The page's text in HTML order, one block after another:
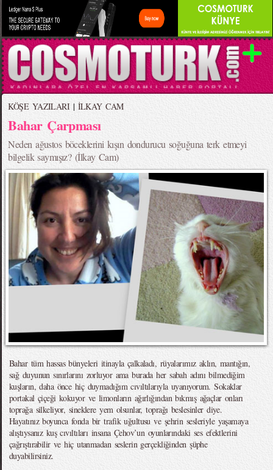
KÖŞE YAZILARI| İLKAY CAM
Bahar Çarpması
Neden ağustos böceklerini kışın dondurucu soğuğuna terk etmeyi
bilgelik saymışız? (İlkay Cam)
Bahar tüm hassas bünyeleri itinayla çalkaladı, rüyalarımız aklın, mantığın,
sağ duyunun sınırlarını zorluyor ama burada her sabah adını bilmediğim
kuşların, daha önce hiç duymadığım cıvıltılarıyla uyanıyorum. Sokaklar
portakal çiçeği kokuyor ve limonların ağırlığından bıkmış ağaçlar onları
toprağa silkeliyor, sineklere yem olsunlar, toprağı beslesinler diye.
Hayatınız boyunca fonda bir trafik uğultusu ve şehrin sesleriyle yaşamaya
alıştıysanız kuş cıvıltıları insana Çehov’un oyunlarındaki ses efektlerini
çağrıştırabilir ve hiç utanmadan seslerin gerçekliğinden şüphe
duyabilirsiniz.